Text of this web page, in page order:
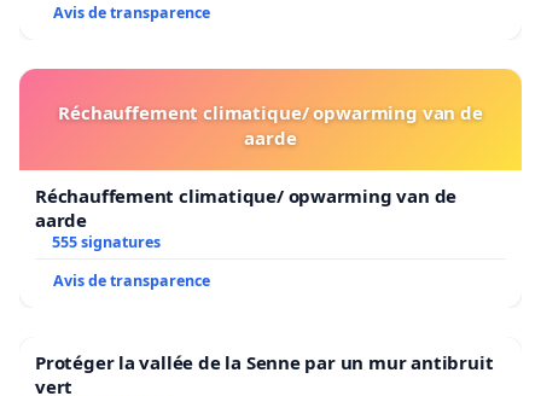
Avis de transparence
Réchauffement climatique/ opwarming van de
aarde
Réchauffement climatique/ opwarming van de
aarde
555 signatures
Avis de transparence
Protéger la vallée de la Senne par un mur antibruit
vert